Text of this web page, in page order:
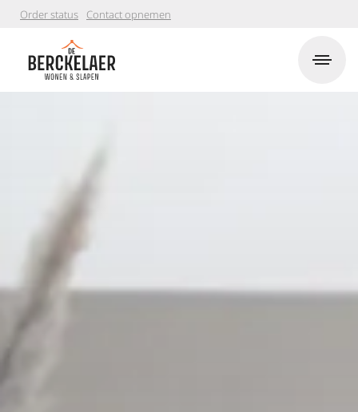
Order status Contact opnemen